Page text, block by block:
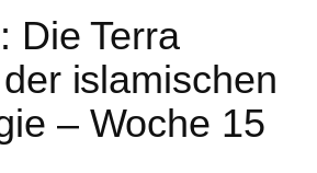
Die Terra
islamischen
– Woche 15